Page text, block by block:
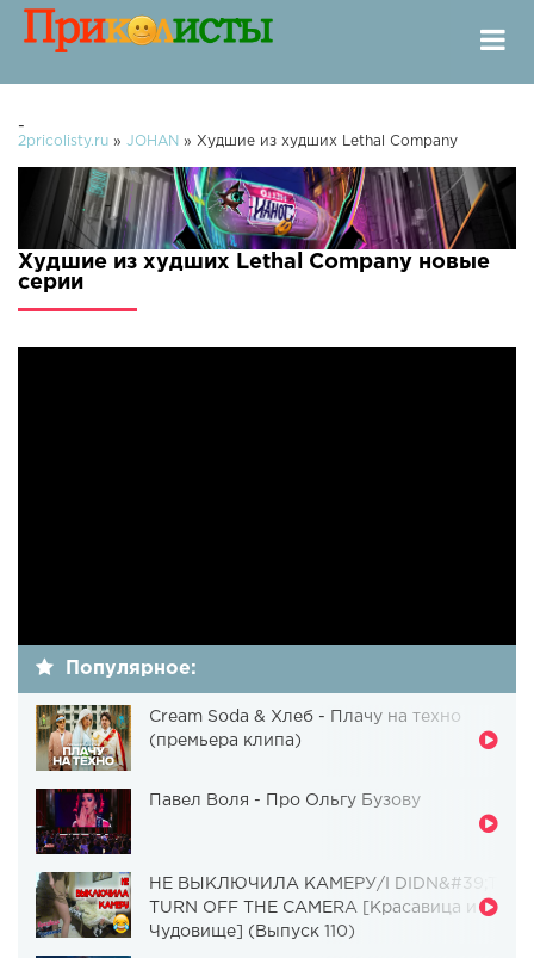
-
2pricolisty.ru » JOHAN » Худшие из худших Lethal Company
Худшие из худших Lethal Company новые
серии
Популярное:
Cream Soda & Хлеб - Плачу на техно
(премьера клипа)
Павел Воля - Про Ольгу Бузову
НЕ ВЫКЛЮЧИЛА КАМЕРУ/I DIDN&#39;T
TURN OFF THE CAMERA [Красавица и
Чудовище] (Выпуск 110)